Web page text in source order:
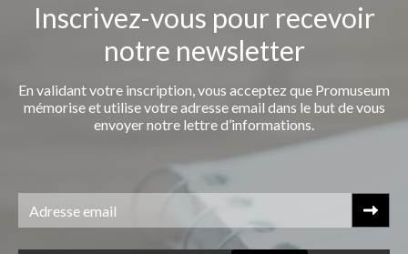
Inscrivez-vous pour recevoir
notre newsletter
En validant votre inscription, vous acceptez que Promuseum
mémorise et utilise votre adresse email dans le but de vous
envoyer notre lettre d’informations.